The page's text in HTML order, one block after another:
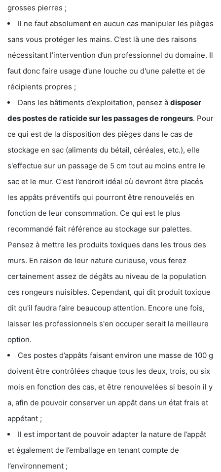
grosses pierres ;
Il ne faut absolument en aucun cas manipuler les pièges
sans vous protéger les mains. C’est là une des raisons
nécessitant l’intervention d’un professionnel du domaine. Il
faut donc faire usage d’une louche ou d'une palette et de
récipients propres ;
Dans les bâtiments d’exploitation, pensez à disposer
des postes de raticide sur les passages de rongeurs. Pour
ce qui est de la disposition des pièges dans le cas de
stockage en sac (aliments du bétail, céréales, etc.), elle
s'effectue sur un passage de 5 cm tout au moins entre le
sac et le mur. C'est l’endroit idéal où devront être placés
les appâts préventifs qui pourront être renouvelés en
fonction de leur consommation. Ce qui est le plus
recommandé fait référence au stockage sur palettes.
Pensez à mettre les produits toxiques dans les trous des
murs. En raison de leur nature curieuse, vous ferez
certainement assez de dégâts au niveau de la population
ces rongeurs nuisibles. Cependant, qui dit produit toxique
dit qu'il faudra faire beaucoup attention. Encore une fois,
laisser les professionnels s'en occuper serait la meilleure
option.
Ces postes d’appâts faisant environ une masse de 100 g
doivent être contrôlées chaque tous les deux, trois, ou six
mois en fonction des cas, et être renouvelées si besoin il y
a, afin de pouvoir conserver un appât dans un état frais et
appétant ;
Il est important de pouvoir adapter la nature de l’appât
et également de l’emballage en tenant compte de
l’environnement ;